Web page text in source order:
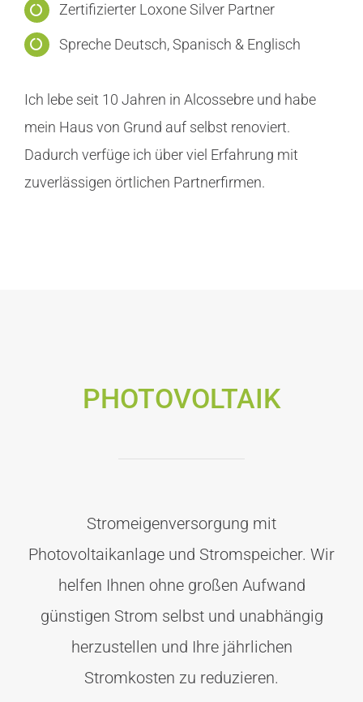
Zertifizierter Loxone Silver Partner
Spreche Deutsch, Spanisch & Englisch
Ich lebe seit 10 Jahren in Alcossebre und habe
mein Haus von Grund auf selbst renoviert.
Dadurch verfüge ich über viel Erfahrung mit
zuverlässigen örtlichen Partnerfirmen.
PHOTOVOLTAIK
Stromeigenversorgung mit
Photovoltaikanlage und Stromspeicher. Wir
helfen Ihnen ohne großen Aufwand
günstigen Strom selbst und unabhängig
herzustellen und Ihre jährlichen
Stromkosten zu reduzieren.